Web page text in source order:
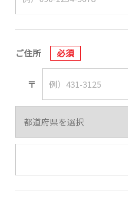
ご住所 必須
〒